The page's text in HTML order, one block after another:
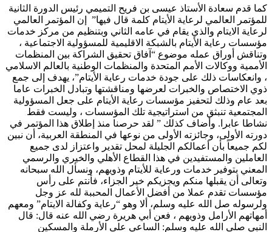
كما قدم سعادة الأستاذ عيسى بن فريح التميمي رئيس الدورة الثانية
للمؤتمر العالمي لرعاية الأيتام كلمة قال فيها” إن المؤتمر العالمي
لرعاية الايتام والذي يقام في عامه الثاني وبتنظيم من مركز خدمات
مؤسسات رعاية الأيتام بالشبكة الاقليمية للمسؤولية الاجتماعية ،
وتناقش أوراق عمله موضوع “آفاق تحقيق الشراكة بين المنظمات
الأممية ووكالات الأمم المتحدة والمنظمات الوطنية بالعالم الاسلامي
، وانعكاسات ذلك على جودة خدمات رعاية الأيتام”، يهدف إلى جمع
ذوي الاختصاص والخبرات لعرضها ومناقشتها وتبادل الخبرات عاما
بعد عام وذلك لتحفيز مؤسسات رعاية الأيتام على جعل المسؤولية
المجتمعية تنبثق من استراتيجية تلك المؤسسات ، وليست فقط
نشاطا عابرا. وأضاف كذلك ” لقد حرصنا منذ إطلاق هذا المؤتمر في
دورته الأولى، وجائزته الأولى من نوعها في المنطقة العربية، أن نبين
لكم جميعاً بأن أعمالكم الجليلة لمحل تقدير واعتزاز لدى جميع
العاملين والمستفيدين في هذا القطاع الأهلي والخيري والرسمي
المعني بتوفير خدمات ورعاية للأيتام وذويهم، ونسأل الله سبحانه
وتعالى أن يقبلها منكم ويجزيكم خير الجزاء، فأنتم على رأس
مؤسسات تقدم عملا من أفضل الأعمال المحببة لله عز وجل
ولرسوله صل الله عليه وسلم، ألا وهو “رعاية وكفالة الايتام” ومعهم
أمهاتهم الأرامل وذويهم ، فعن أبي هريرة رضي الله عنه قال: قال
النبي صلى الله عليه وسلم: الساعي على الأرملة والمسكين